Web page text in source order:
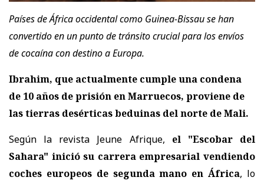
Países de África occidental como Guinea-Bissau se han
convertido en un punto de tránsito crucial para los envíos
de cocaína con destino a Europa.
Ibrahim, que actualmente cumple una condena
de 10 años de prisión en Marruecos, proviene de
las tierras desérticas beduinas del norte de Mali.
Según la revista Jeune Afrique, el "Escobar del
Sahara" inició su carrera empresarial vendiendo
coches europeos de segunda mano en África, lo